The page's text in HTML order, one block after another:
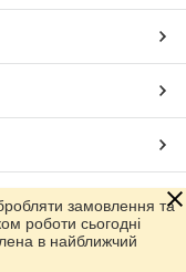
замовлення та
роботи сьогодні
в найближчий